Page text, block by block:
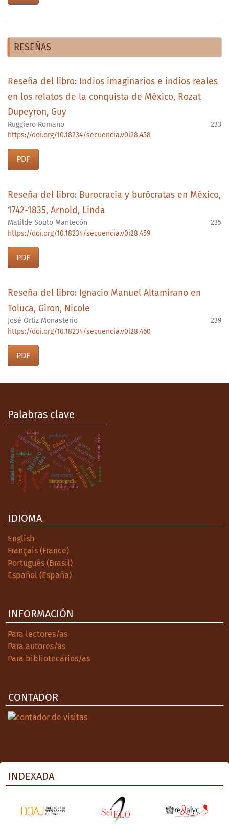
RESEÑAS
Reseña del libro: Indios imaginarios e indios reales
en los relatos de la conquista de México, Rozat
Dupeyron, Guy
Ruggiero Romano
233
https://doi.org/10.18234/secuencia.v0i28.458
PDF
Reseña del libro: Burocracia y burócratas en México,
1742-1835, Arnold, Linda
Matilde Souto Mantecón
235
https://doi.org/10.18234/secuencia.v0i28.459
PDF
Reseña del libro: Ignacio Manuel Altamirano en
Toluca, Giron, Nicole
José Ortiz Monasterio
239
https://doi.org/10.18234/secuencia.v0i28.460
PDF
Palabras clave
México
Estados Unidos
latinoamérica
siglo XIX
Argentina partidos políticos
democracia
elecciones historiografía historia oral
independencia
liberalismo
Caribe
Estado género
colonia
España
Cuba
porfiriato
ciudad de México
centroamérica
Uruguay prensa
Chile
historia
mujer
Brasil bibliografía
Haití
.
Perú
trabajo
IDIOMA
English
Français (France)
Português (Brasil)
Español (España)
INFORMACIÓN
Para lectores/as
Para autores/as
Para bibliotecarios/as
CONTADOR
INDEXADA